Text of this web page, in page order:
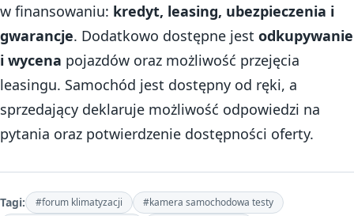
w finansowaniu: kredyt, leasing, ubezpieczenia i
gwarancje. Dodatkowo dostępne jest odkupywanie
i wycena pojazdów oraz możliwość przejęcia
leasingu. Samochód jest dostępny od ręki, a
sprzedający deklaruje możliwość odpowiedzi na
pytania oraz potwierdzenie dostępności oferty.
Tagi: #forum klimatyzacji
#kamera samochodowa testy